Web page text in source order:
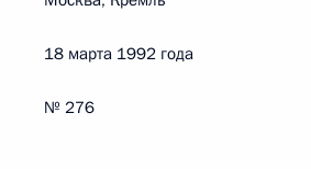
18 марта 1992 года
№ 276